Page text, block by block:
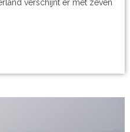
verschijnt er met zeven